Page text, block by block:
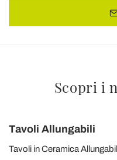
Scopri i
Tavoli Allungabili
Tavoli in Ceramica